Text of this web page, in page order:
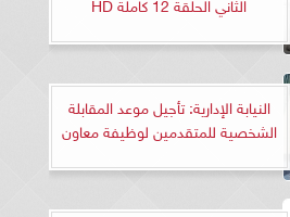
النيابة الإدارية: تأجيل موعد المقابلة
الشخصية للمتقدمين لوظيفة معاون